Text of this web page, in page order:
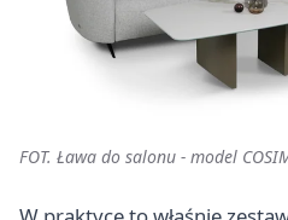
FOT. Ława do salonu - model